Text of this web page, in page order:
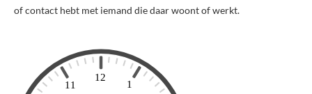
of contact hebt met iemand die daar woont of werkt.